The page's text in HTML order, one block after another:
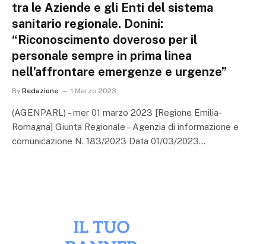
tra le Aziende e gli Enti del sistema
sanitario regionale. Donini:
“Riconoscimento doveroso per il
personale sempre in prima linea
nell’affrontare emergenze e urgenze”
By Redazione 1 Marzo 2023
(AGENPARL) – mer 01 marzo 2023 [Regione Emilia-
Romagna] Giunta Regionale – Agenzia di informazione e
comunicazione N. 183/2023 Data 01/03/2023…